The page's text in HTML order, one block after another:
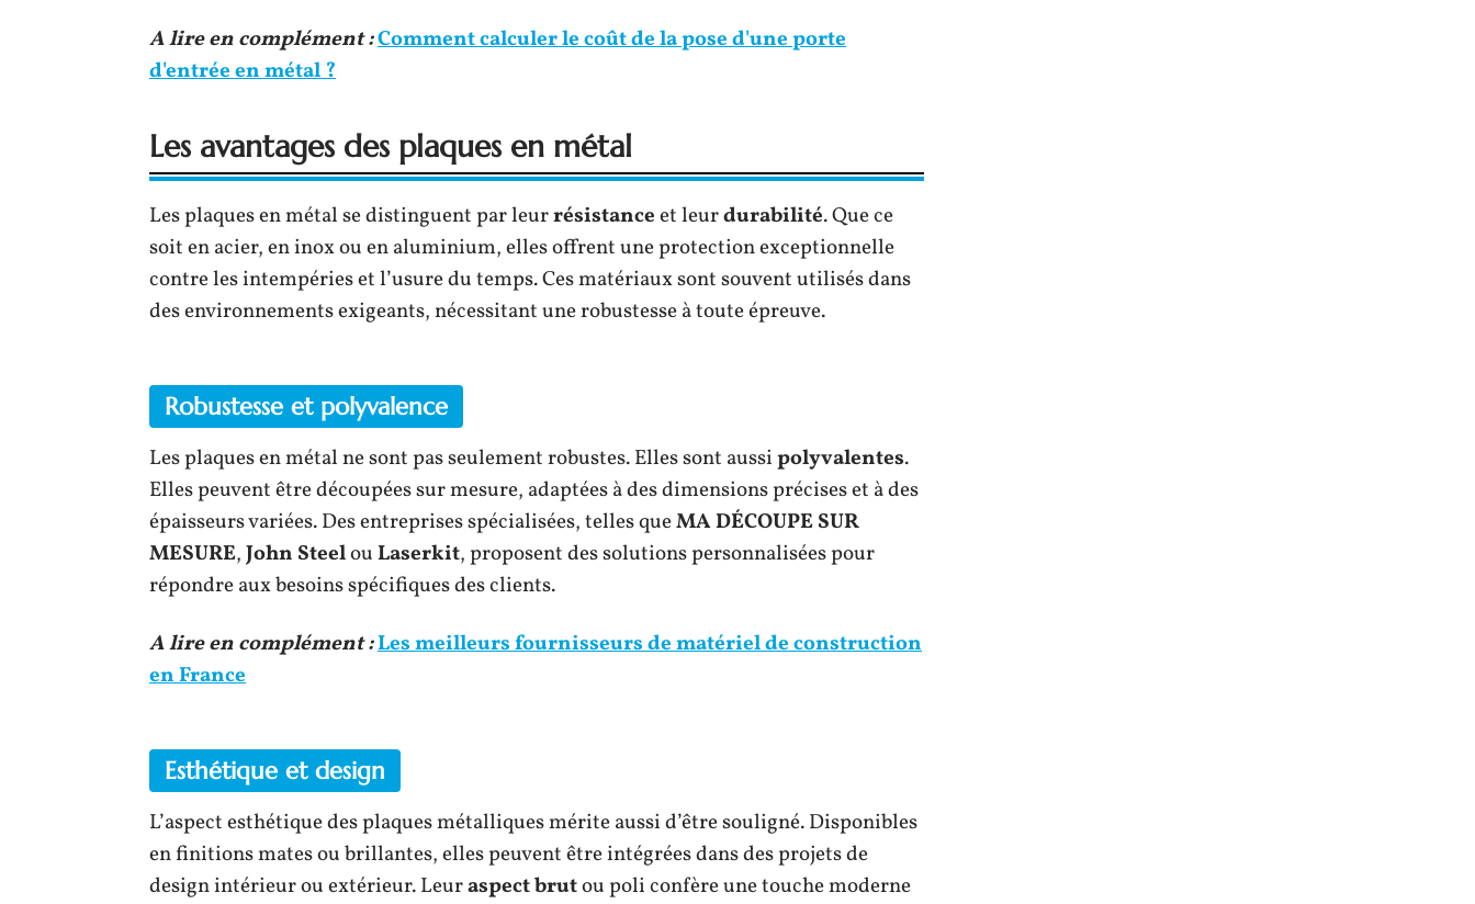
A lire en complément :Comment calculer le coût de la pose d'une porte
d'entrée en métal ?
Les avantages des plaques en métal
Les plaques en métal se distinguent par leurrésistanceet leurdurabilité. Que ce
soit en acier, en inox ou en aluminium, elles offrent une protection exceptionnelle
contre les intempéries et l’usure du temps. Ces matériaux sont souvent utilisés dans
des environnements exigeants, nécessitant une robustesse à toute épreuve.
Robustesse et polyvalence
Les plaques en métal ne sont pas seulement robustes. Elles sont aussipolyvalentes.
Elles peuvent être découpées sur mesure, adaptées à des dimensions précises et à des
épaisseurs variées. Des entreprises spécialisées, telles queMA DÉCOUPE SUR
MESURE,John SteelouLaserkit, proposent des solutions personnalisées pour
répondre aux besoins spécifiques des clients.
A lire en complément :Les meilleurs fournisseurs de matériel de construction
en France
Esthétique et design
L’aspect esthétique des plaques métalliques mérite aussi d’être souligné. Disponibles
en finitions mates ou brillantes, elles peuvent être intégrées dans des projets de
design intérieur ou extérieur. Leuraspect brutou poli confère une touche moderne